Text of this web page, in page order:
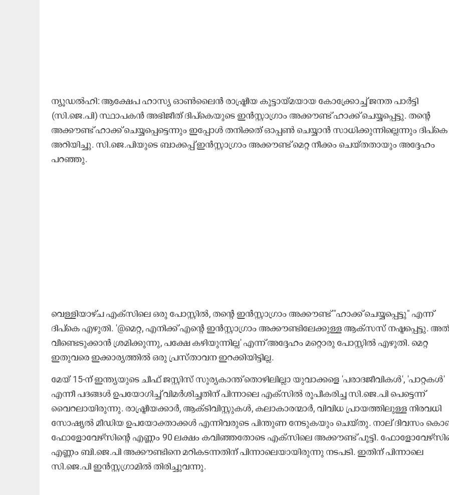
ന്യൂഡൽഹി: ആക്ഷേപ ഹാസ്യ ഓൺലൈൻ രാഷ്ട്രീയ കൂട്ടായ്മയായ കോക്ക്രോച്ച് ജനത പാർട്ടി
(സി.ജെ.പി) സ്ഥാപകൻ അഭിജീത് ദിപ്കെയുടെ ഇൻസ്റ്റാഗ്രാം അക്കൗണ്ട് ഹാക്ക് ചെയ്യപ്പെട്ടു. തന്റെ
അക്കൗണ്ട് ഹാക്ക് ചെയ്യപ്പെട്ടെന്നും ഇപ്പോൾ തനിക്കത് ഓപ്പൺ ചെയ്യാൻ സാധിക്കുന്നില്ലെന്നും ദിപ്കെ
അറിയിച്ചു. സി.ജെ.പിയുടെ ബാക്കപ്പ് ഇൻസ്റ്റാഗ്രാം അക്കൗണ്ട് മെറ്റ നീക്കം ചെയ്തതായും അദ്ദേഹം
പറഞ്ഞു.
വെള്ളിയാഴ്ച എക്സിലെ ഒരു പോസ്റ്റിൽ, തന്റെ ഇൻസ്റ്റാഗ്രാം അക്കൗണ്ട് "ഹാക്ക് ചെയ്യപ്പെട്ടു" എന്ന്
ദിപ്കെ എഴുതി. '@മെറ്റ, എനിക്ക് എന്റെ ഇൻസ്റ്റാഗ്രാം അക്കൗണ്ടിലേക്കുള്ള ആക്സസ് നഷ്ടപ്പെട്ടു.
വീണ്ടെടുക്കാൻ ശ്രമിക്കുന്നു, പക്ഷേ കഴിയുന്നില്ല' എന്ന് അദ്ദേഹം മറ്റൊരു പോസ്റ്റിൽ എഴുതി. മെറ്റ
ഇതുവരെ ഇക്കാര്യത്തിൽ ഒരു പ്രസ്താവന ഇറക്കിയിട്ടില്ല.
മേയ് 15-ന് ഇന്ത്യയുടെ ചീഫ് ജസ്റ്റിസ് സൂര്യകാന്ത് തൊഴിലില്ലാ യുവാക്കളെ 'പരാദജീവികൾ', 'പാറ്റകൾ'
എന്നീ പദങ്ങൾ ഉപയോഗിച്ച് വിമർശിച്ചതിന് പിന്നാലെ എക്സിൽ രൂപീകരിച്ച സി.ജെ.പി പെട്ടെന്ന്
വൈറലായിരുന്നു. രാഷ്ട്രീയക്കാർ, ആക്ടിവിസ്റ്റുകൾ, കലാകാരന്മാർ, വിവിധ പ്രായത്തിലുള്ള നിരവധി
സോഷ്യൽ മീഡിയ ഉപയോക്താക്കൾ എന്നിവരുടെ പിന്തുണ നേടുകയും ചെയ്തു. നാല് ദിവസം
ഫോളോവേഴ്സിന്റെ എണ്ണം 90 ലക്ഷം കവിഞ്ഞതോടെ എക്സിലെ അക്കൗണ്ട് പൂട്ടി.
എണ്ണം ബി.ജെ.പി അക്കൗണ്ടിനെ മറികടന്നതിന് പിന്നാലെയായിരുന്നു നടപടി. ഇതിന് പിന്നാലെ
സി.ജെ.പി ഇൻസ്റ്റഗ്രാമിൽ തിരിച്ചുവന്നു.